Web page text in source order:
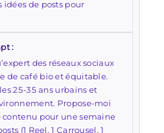
idées de posts pour
des réseaux sociaux
de café bio et équitable.
25-35 ans urbains et
Propose-moi
pour une semaine
(1 Reel, 1 Carrousel, 1